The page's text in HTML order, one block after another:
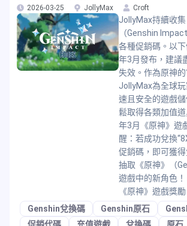
2026-03-25
JollyMax Croft
JollyMax持續收集
（Genshin
各種促銷碼。以
年3月發布，建議
失效。作為原神的
JollyMax為全球
速且安全的遊戲
鬆取得各類加值
年3月《原神》遊
醒：若成功兌換
促銷碼，即可獲
抽取《原神》（
遊戲中的新角色
《原神》遊戲獎勵
Genshin兌換碼
Genshin原石